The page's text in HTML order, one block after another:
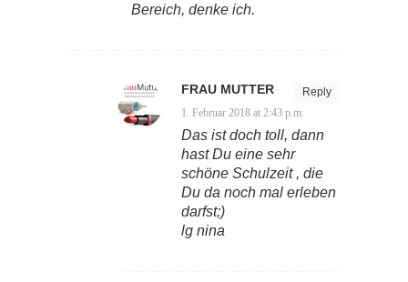
Bereich, denke ich.
Reply
FRAU MUTTER
1. Februar 2018 at 2:43 p.m.
Das ist doch toll, dann
hast Du eine sehr
schöne Schulzeit , die
Du da noch mal erleben
darfst;)
lg nina